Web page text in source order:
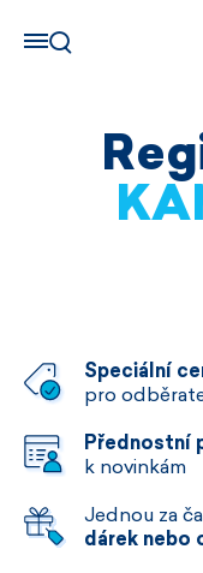
Speciální
pro
Přednostní
k novinkám
Jednou za
dárek nebo